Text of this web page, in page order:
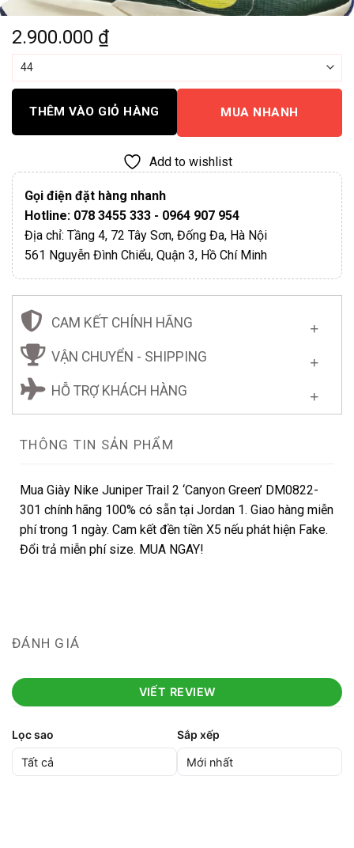
2.900.000 ₫
THÊM VÀO GIỎ HÀNG MUA NHANH
Add to wishlist
Gọi điện đặt hàng nhanh
Hotline: 078 3455 333 - 0964 907 954
Địa chỉ: Tầng 4, 72 Tây Sơn, Đống Đa, Hà Nội
561 Nguyễn Đình Chiểu, Quận 3, Hồ Chí Minh
CAM KẾT CHÍNH HÃNG
VẬN CHUYỂN - SHIPPING
HỖ TRỢ KHÁCH HÀNG
THÔNG TIN SẢN PHẨM
Mua Giày Nike Juniper Trail 2 ‘Canyon Green’ DM0822-
301 chính hãng 100% có sẵn tại Jordan 1. Giao hàng miễn
phí trong 1 ngày. Cam kết đền tiền X5 nếu phát hiện Fake.
Đổi trả miễn phí size. MUA NGAY!
ĐÁNH GIÁ
VIẾT REVIEW
Lọc sao Sắp xếp